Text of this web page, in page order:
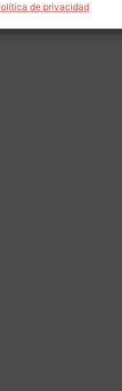
de privacidad